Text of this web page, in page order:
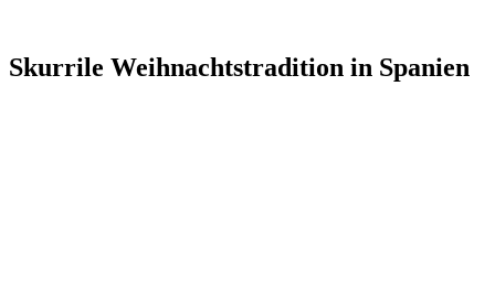
Skurrile Weihnachtstradition in Spanien